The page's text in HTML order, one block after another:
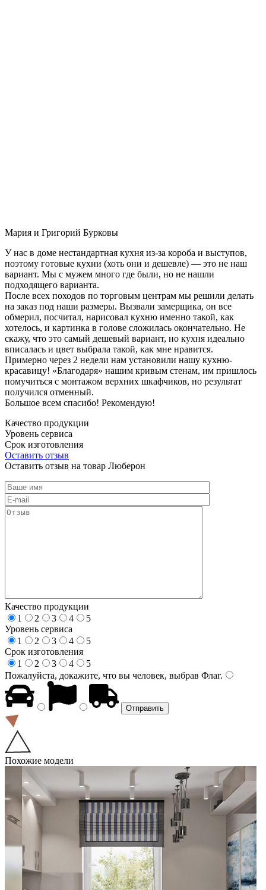
Мария и Григорий Бурковы
У нас в доме нестандартная кухня из-за короба и выступов,
поэтому готовые кухни (хоть они и дешевле) — это не наш
вариант. Мы с мужем много где были, но не нашли
подходящего варианта.
После всех походов по торговым центрам мы решили делать
на заказ под наши размеры. Вызвали замерщика, он все
обмерил, посчитал, нарисовал кухню именно такой, как
хотелось, и картинка в голове сложилась окончательно. Не
скажу, что это самый дешевый вариант, но кухня идеально
вписалась и цвет выбрала такой, как мне нравится.
Примерно через 2 недели нам установили нашу кухню-
красавицу! «Благодаря» нашим кривым стенам, им пришлось
помучиться с монтажом верхних шкафчиков, но результат
получился отменный.
Большое всем спасибо! Рекомендую!
Качество продукции
Уровень сервиса
Срок изготовления
Оставить отзыв
Оставить отзыв на товар Люберон
Качество продукции
1
2 3 4
5
Уровень сервиса
1
2 3 4
5
Срок изготовления
1
2 3 4
5
Пожалуйста, докажите, что вы человек, выбрав Флаг.
Похожие модели